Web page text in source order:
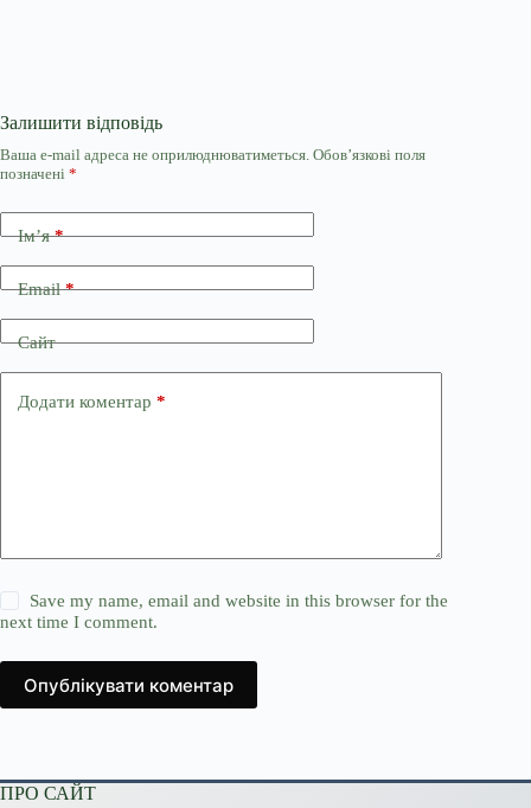
Залишити відповідь
Ваша e-mail адреса не оприлюднюватиметься. Обов’язкові поля
позначені *
Ім’я*
Email*
Сайт
Додати коментар *
Save my name, email and website in this browser for the
next time I comment.
Опублікувати коментар
ПРО САЙТ